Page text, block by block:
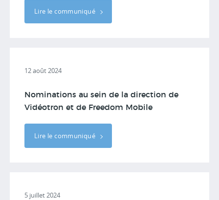
Lire le communiqué
12 août 2024
Nominations au sein de la direction de
Vidéotron et de Freedom Mobile
Lire le communiqué
5 juillet 2024